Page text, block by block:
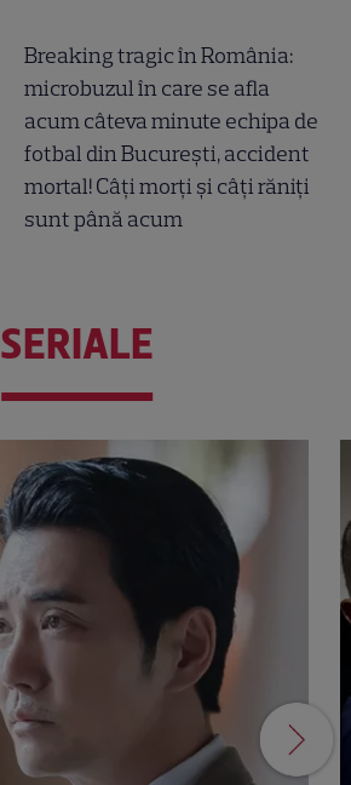
Breaking tragic în România:
microbuzul în care se afla
acum câteva minute echipa de
fotbal din București, accident
mortal! Câți morți și câți răniți
sunt până acum
SERIALE